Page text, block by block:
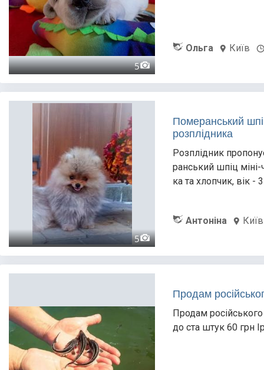
5
Ольга Київ
5
Померанський
розплідника
Розплідник
ранський шпіц
ка та хлопчик, вік
Антоніна Київ
Продам
Продам
до ста штук 60 грн